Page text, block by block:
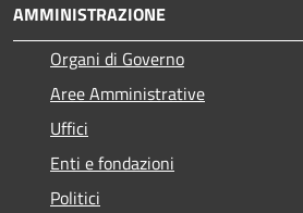
AMMINISTRAZIONE
Organi di Governo
Aree Amministrative
Uffici
Enti e fondazioni
Politici